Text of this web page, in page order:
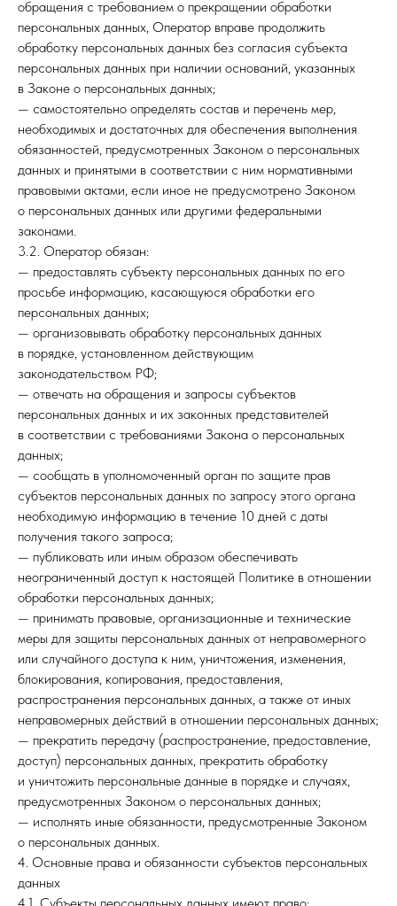
обращения с требованием о прекращении обработки
персональных данных, Оператор вправе продолжить
обработку персональных данных без согласия субъекта
персональных данных при наличии оснований, указанных
в Законе о персональных данных;
— самостоятельно определять состав и перечень мер,
необходимых и достаточных для обеспечения выполнения
обязанностей, предусмотренных Законом о персональных
данных и принятыми в соответствии с ним нормативными
правовыми актами, если иное не предусмотрено Законом
о персональных данных или другими федеральными
законами.
3.2. Оператор обязан:
— предоставлять субъекту персональных данных по его
просьбе информацию, касающуюся обработки его
персональных данных;
— организовывать обработку персональных данных
в порядке, установленном действующим
законодательством РФ;
— отвечать на обращения и запросы субъектов
персональных данных и их законных представителей
в соответствии с требованиями Закона о персональных
данных;
— сообщать в уполномоченный орган по защите прав
субъектов персональных данных по запросу этого органа
необходимую информацию в течение 10 дней с даты
получения такого запроса;
— публиковать или иным образом обеспечивать
неограниченный доступ к настоящей Политике в отношении
обработки персональных данных;
— принимать правовые, организационные и технические
меры для защиты персональных данных от неправомерного
или случайного доступа к ним, уничтожения, изменения,
блокирования, копирования, предоставления,
распространения персональных данных, а также от иных
неправомерных действий в отношении персональных данных;
— прекратить передачу (распространение, предоставление,
доступ) персональных данных, прекратить обработку
и уничтожить персональные данные в порядке и случаях,
предусмотренных Законом о персональных данных;
— исполнять иные обязанности, предусмотренные Законом
о персональных данных.
4. Основные права и обязанности субъектов персональных
данных